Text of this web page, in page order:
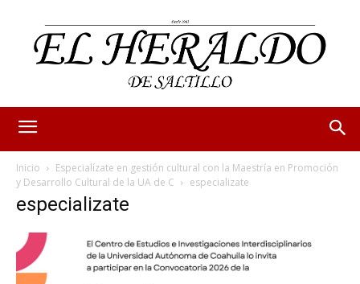
Inicio
Especialízate en gestión cultural con la Maestría en Promoción
y Desarrollo Cultural de la UA de C
especializate
especializate